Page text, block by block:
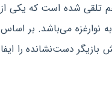
و عاملی مزاحم تلقی شده است كه یكی از
نوارغزه می‌باشد. بر اساس
مصر نقش بازیگر دست‌نشانده را ایفا